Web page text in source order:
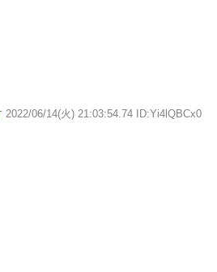
2022/06/14(火) 21:03:54.74 ID:Yi4lQBCx0